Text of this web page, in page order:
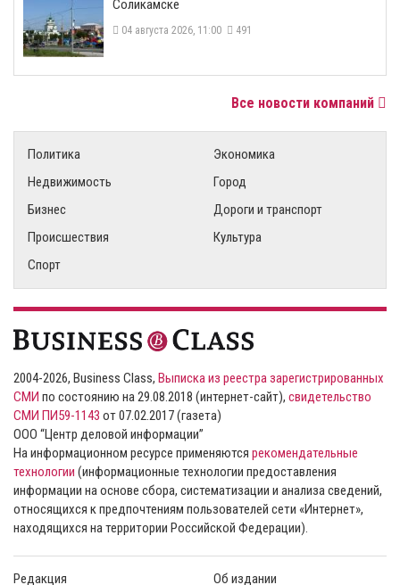
Соликамске
04 августа 2026, 11:00 491
Все новости компаний
Политика
Экономика
Недвижимость
Город
Бизнес
Дороги и транспорт
Происшествия
Культура
Спорт
2004-2026, Business Class, Выписка из реестра зарегистрированных
СМИ по состоянию на 29.08.2018 (интернет-сайт), свидетельство
СМИ ПИ59-1143 от 07.02.2017 (газета)
ООО “Центр деловой информации”
На информационном ресурсе применяются рекомендательные
технологии (информационные технологии предоставления
информации на основе сбора, систематизации и анализа сведений,
относящихся к предпочтениям пользователей сети «Интернет»,
находящихся на территории Российской Федерации).
Редакция Об издании